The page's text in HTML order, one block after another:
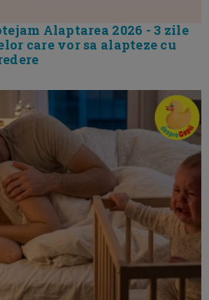
Alaptarea 2026 - 3 zile
care vor sa alapteze cu